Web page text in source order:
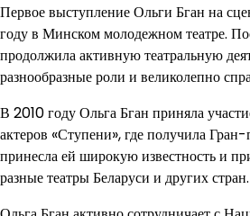
Первое выступление Ольги Бган на
году в Минском молодежном театре.
продолжила активную театральную
разнообразные роли и великолепно
В 2010 году Ольга Бган приняла
актеров «Ступени», где получила
принесла ей широкую известность и
разные театры Беларуси и других стран.